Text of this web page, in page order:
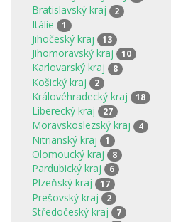
Bratislavský kraj 2
Itálie 1
Jihočeský kraj 13
Jihomoravský kraj 10
Karlovarský kraj 8
Košický kraj 2
Královéhradecký kraj 18
Liberecký kraj 27
Moravskoslezský kraj 4
Nitrianský kraj 1
Olomoucký kraj 8
Pardubický kraj 6
Plzeňský kraj 17
Prešovský kraj 2
Středočeský kraj 7